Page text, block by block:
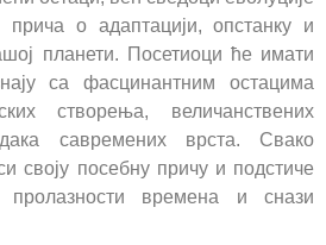
о адаптацији, опстанку и
планети. Посетиоци ће имати
са фасцинантним остацима
створења, величанствених
савремених врста. Свако
своју посебну причу и подстиче
времена и снази